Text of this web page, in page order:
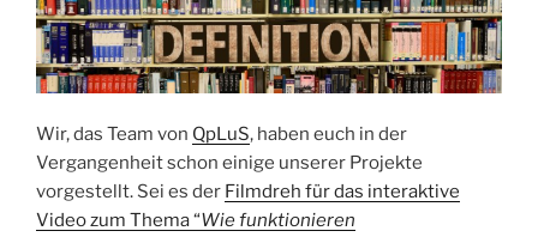
Wir, das Team von QpLuS, haben euch in der
Vergangenheit schon einige unserer Projekte
vorgestellt. Sei es der Filmdreh für das interaktive
Video zum Thema “Wie funktionieren